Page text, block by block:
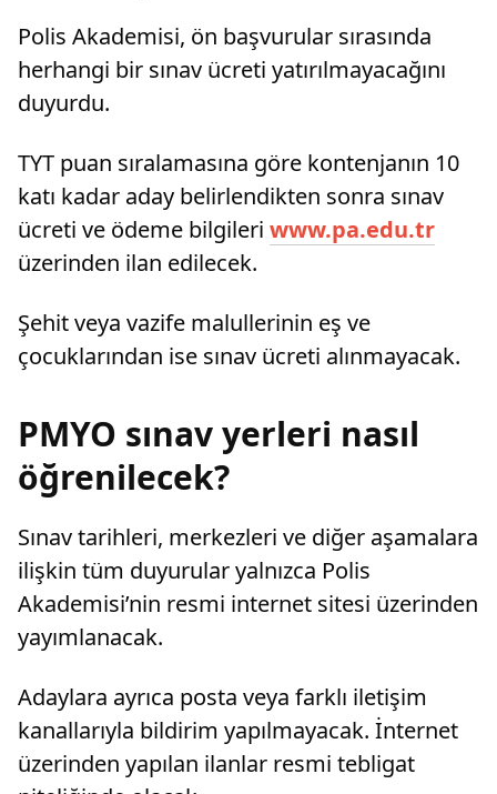
Polis Akademisi, ön başvurular sırasında
herhangi bir sınav ücreti yatırılmayacağını
duyurdu.
TYT puan sıralamasına göre kontenjanın 10
katı kadar aday belirlendikten sonra sınav
ücreti ve ödeme bilgileri www.pa.edu.tr
üzerinden ilan edilecek.
Şehit veya vazife malullerinin eş ve
çocuklarından ise sınav ücreti alınmayacak.
PMYO sınav yerleri nasıl
öğrenilecek?
Sınav tarihleri, merkezleri ve diğer aşamalara
ilişkin tüm duyurular yalnızca Polis
Akademisi’nin resmi internet sitesi üzerinden
yayımlanacak.
Adaylara ayrıca posta veya farklı iletişim
kanallarıyla bildirim yapılmayacak. İnternet
üzerinden yapılan ilanlar resmi tebligat